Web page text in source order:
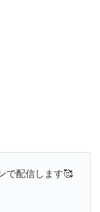
で配信します🥰